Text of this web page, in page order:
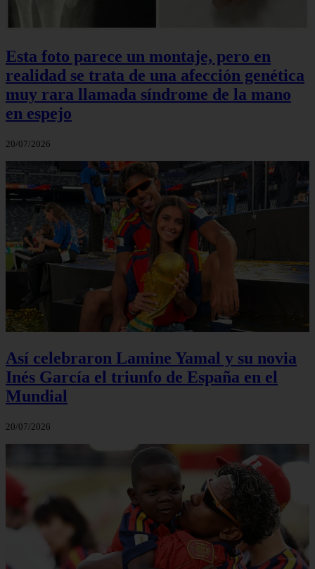
Esta foto parece un montaje, pero en
realidad se trata de una afección genética
muy rara llamada síndrome de la mano
en espejo
20/07/2026
Así celebraron Lamine Yamal y su novia
Inés García el triunfo de España en el
Mundial
20/07/2026